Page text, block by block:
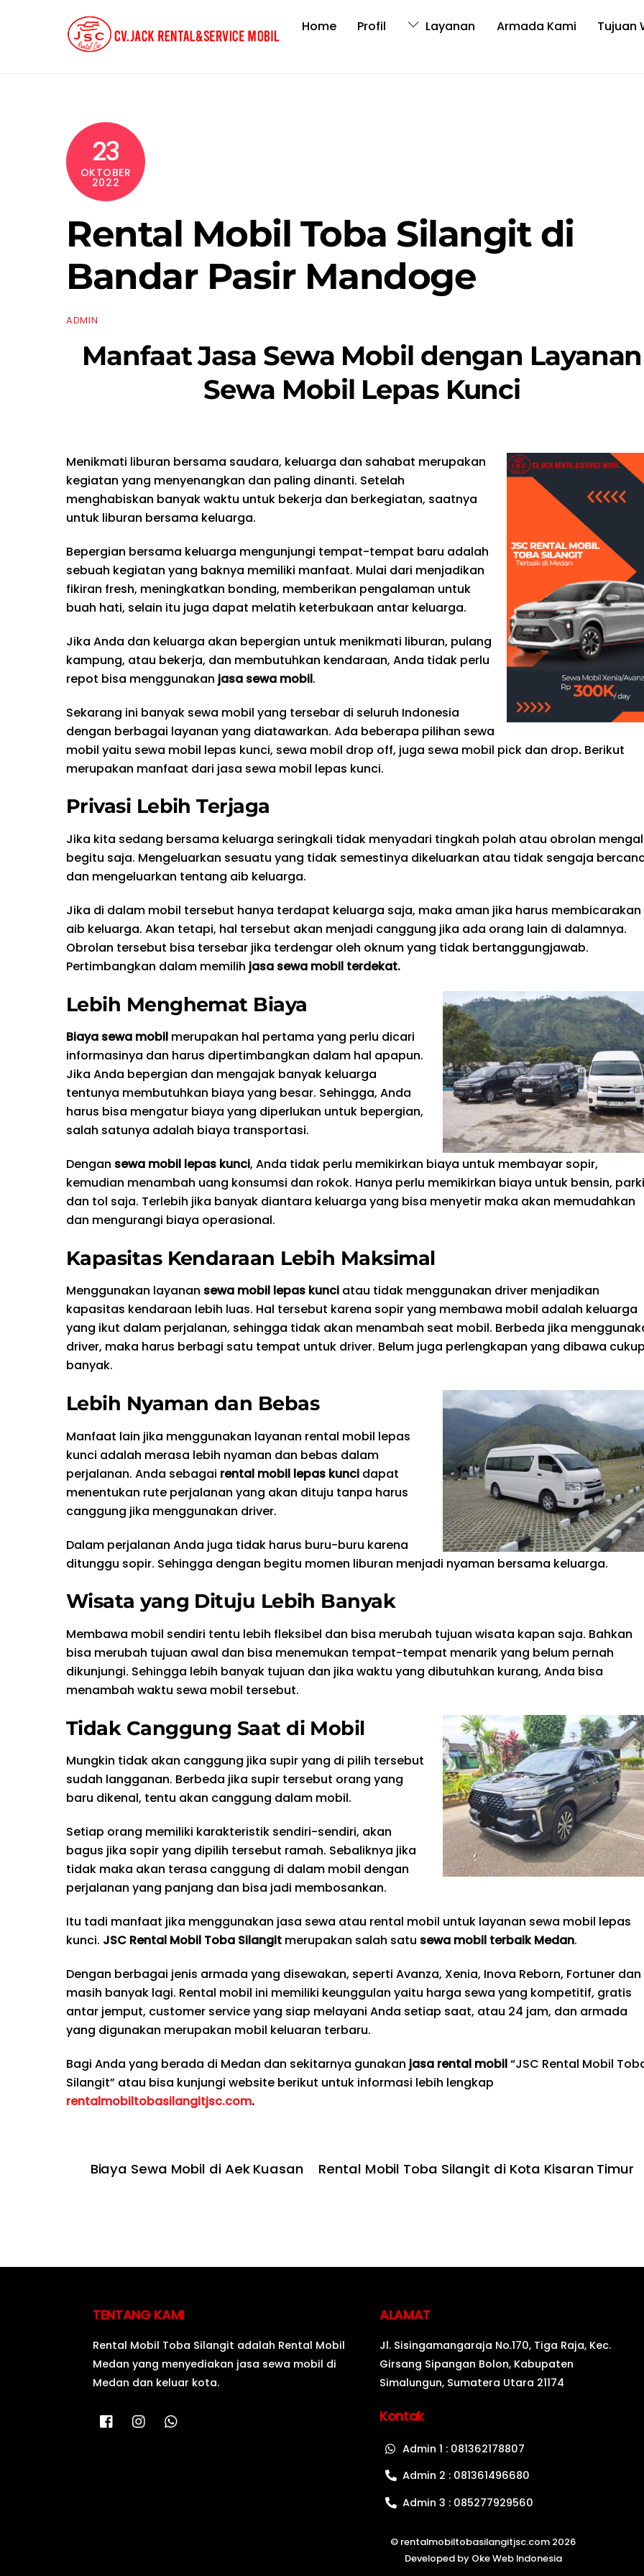
Home Profil Layanan Armada Kami Tujuan
23
OKTOBER
2022
Rental Mobil Toba Silangit di
Bandar Pasir Mandoge
ADMIN
Manfaat Jasa Sewa Mobil dengan Layanan
Sewa Mobil Lepas Kunci
Menikmati liburan bersama saudara, keluarga dan sahabat merupakan
kegiatan yang menyenangkan dan paling dinanti. Setelah
menghabiskan banyak waktu untuk bekerja dan berkegiatan, saatnya
untuk liburan bersama keluarga.
Bepergian bersama keluarga mengunjungi tempat-tempat baru adalah
sebuah kegiatan yang baknya memiliki manfaat. Mulai dari menjadikan
fikiran fresh, meningkatkan bonding, memberikan pengalaman untuk
buah hati, selain itu juga dapat melatih keterbukaan antar keluarga.
Jika Anda dan keluarga akan bepergian untuk menikmati liburan, pulang
kampung, atau bekerja, dan membutuhkan kendaraan, Anda tidak perlu
repot bisa menggunakan jasa sewa mobil.
Sekarang ini banyak sewa mobil yang tersebar di seluruh Indonesia
dengan berbagai layanan yang diatawarkan. Ada beberapa pilihan sewa
mobil yaitu sewa mobil lepas kunci, sewa mobil drop off, juga sewa mobil pick dan drop. Berikut
merupakan manfaat dari jasa sewa mobil lepas kunci.
Privasi Lebih Terjaga
Jika kita sedang bersama keluarga seringkali tidak menyadari tingkah polah atau obrolan
begitu saja. Mengeluarkan sesuatu yang tidak semestinya dikeluarkan atau tidak sengaja
dan mengeluarkan tentang aib keluarga.
Jika di dalam mobil tersebut hanya terdapat keluarga saja, maka aman jika harus membicarakan
aib keluarga. Akan tetapi, hal tersebut akan menjadi canggung jika ada orang lain di dalamnya.
Obrolan tersebut bisa tersebar jika terdengar oleh oknum yang tidak bertanggungjawab.
Pertimbangkan dalam memilih jasa sewa mobil terdekat.
Lebih Menghemat Biaya
Biaya sewa mobil merupakan hal pertama yang perlu dicari
informasinya dan harus dipertimbangkan dalam hal apapun.
Jika Anda bepergian dan mengajak banyak keluarga
tentunya membutuhkan biaya yang besar. Sehingga, Anda
harus bisa mengatur biaya yang diperlukan untuk bepergian,
salah satunya adalah biaya transportasi.
Dengan sewa mobil lepas kunci, Anda tidak perlu memikirkan biaya untuk membayar sopir,
kemudian menambah uang konsumsi dan rokok. Hanya perlu memikirkan biaya untuk bensin,
dan tol saja. Terlebih jika banyak diantara keluarga yang bisa menyetir maka akan memudahkan
dan mengurangi biaya operasional.
Kapasitas Kendaraan Lebih Maksimal
Menggunakan layanan sewa mobil lepas kunci atau tidak menggunakan driver menjadikan
kapasitas kendaraan lebih luas. Hal tersebut karena sopir yang membawa mobil adalah keluarga
yang ikut dalam perjalanan, sehingga tidak akan menambah seat mobil. Berbeda jika
driver, maka harus berbagi satu tempat untuk driver. Belum juga perlengkapan yang dibawa
banyak.
Lebih Nyaman dan Bebas
Manfaat lain jika menggunakan layanan rental mobil lepas
kunci adalah merasa lebih nyaman dan bebas dalam
perjalanan. Anda sebagai rental mobil lepas kunci dapat
menentukan rute perjalanan yang akan dituju tanpa harus
canggung jika menggunakan driver.
Dalam perjalanan Anda juga tidak harus buru-buru karena
ditunggu sopir. Sehingga dengan begitu momen liburan menjadi nyaman bersama keluarga.
Wisata yang Dituju Lebih Banyak
Membawa mobil sendiri tentu lebih fleksibel dan bisa merubah tujuan wisata kapan saja. Bahkan
bisa merubah tujuan awal dan bisa menemukan tempat-tempat menarik yang belum pernah
dikunjungi. Sehingga lebih banyak tujuan dan jika waktu yang dibutuhkan kurang, Anda bisa
menambah waktu sewa mobil tersebut.
Tidak Canggung Saat di Mobil
Mungkin tidak akan canggung jika supir yang di pilih tersebut
sudah langganan. Berbeda jika supir tersebut orang yang
baru dikenal, tentu akan canggung dalam mobil.
Setiap orang memiliki karakteristik sendiri-sendiri, akan
bagus jika sopir yang dipilih tersebut ramah. Sebaliknya jika
tidak maka akan terasa canggung di dalam mobil dengan
perjalanan yang panjang dan bisa jadi membosankan.
Itu tadi manfaat jika menggunakan jasa sewa atau rental mobil untuk layanan sewa mobil lepas
kunci. JSC Rental Mobil Toba Silangit merupakan salah satu sewa mobil terbaik Medan.
Dengan berbagai jenis armada yang disewakan, seperti Avanza, Xenia, Inova Reborn, Fortuner dan
masih banyak lagi. Rental mobil ini memiliki keunggulan yaitu harga sewa yang kompetitif, gratis
antar jemput, customer service yang siap melayani Anda setiap saat, atau 24 jam, dan armada
yang digunakan merupakan mobil keluaran terbaru.
Bagi Anda yang berada di Medan dan sekitarnya gunakan jasa rental mobil“JSC Rental Mobil
Silangit” atau bisa kunjungi website berikut untuk informasi lebih lengkap
rentalmobiltobasilangitjsc.com.
Biaya Sewa Mobil di Aek Kuasan Rental Mobil Toba Silangit di Kota Kisaran Timur
TENTANG KAMI
Rental Mobil Toba Silangit adalah Rental Mobil
Medan yang menyediakan jasa sewa mobil di
Medan dan keluar kota.
ALAMAT
Jl. Sisingamangaraja No.170, Tiga Raja, Kec.
Girsang Sipangan Bolon, Kabupaten
Simalungun, Sumatera Utara 21174
Kontak
Admin 1 : 081362178807
Admin 2 : 081361496680
Admin 3 : 085277929560
© rentalmobiltobasilangitjsc.com 2026
Developed by Oke Web Indonesia